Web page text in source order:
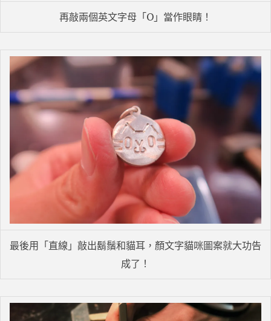
再敲兩個英文字母「O」當作眼睛！
最後用「直線」敲出鬍鬚和貓耳，顏文字貓咪圖案就大功告
成了！